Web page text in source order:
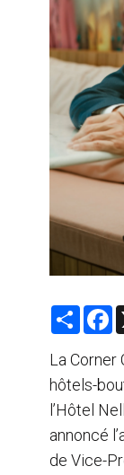
S
r
e
F
e
b
o
k
La Corner
hôtels-
l’Hôtel
annoncé
de Vice-